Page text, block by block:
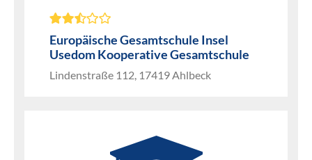
Europäische Gesamtschule Insel
Usedom Kooperative Gesamtschule
Lindenstraße 112, 17419 Ahlbeck